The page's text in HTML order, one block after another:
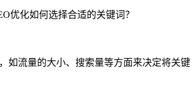
优化如何选择合适的关键词？
流量的大小、搜索量等方面来决定将关键